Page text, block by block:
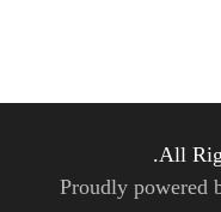
All
Proudly powered